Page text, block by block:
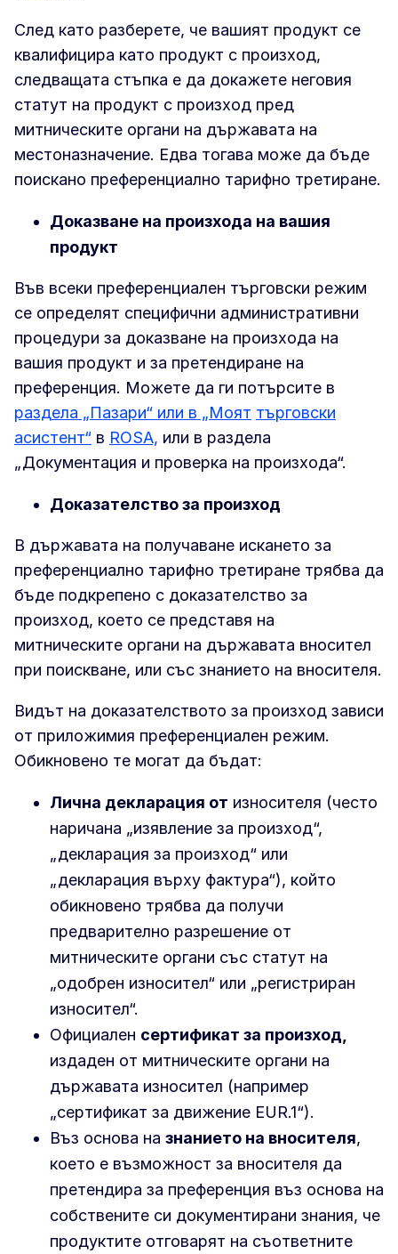
След като разберете, че вашият продукт се
квалифицира като продукт с произход,
следващата стъпка е да докажете неговия
статут на продукт с произход пред
митническите органи на държавата на
местоназначение. Едва тогава може да бъде
поискано преференциално тарифно третиране.
Доказване на произхода на вашия
продукт
Във всеки преференциален търговски режим
се определят специфични административни
процедури за доказване на произхода на
вашия продукт и за претендиране на
преференция. Можете да ги потърсите в
раздела „Пазари“ или в „Моят търговски
асистент“ в ROSA, или в раздела
„Документация и проверка на произхода“.
Доказателство за произход
В държавата на получаване искането за
преференциално тарифно третиране трябва да
бъде подкрепено с доказателство за
произход, което се представя на
митническите органи на държавата вносител
при поискване, или със знанието на вносителя.
Видът на доказателството за произход зависи
от приложимия преференциален режим.
Обикновено те могат да бъдат:
Лична декларация от износителя (често
наричана „изявление за произход“,
„декларация за произход“ или
„декларация върху фактура“), който
обикновено трябва да получи
предварително разрешение от
митническите органи със статут на
„одобрен износител“ или „регистриран
износител“.
Официален сертификат за произход,
издаден от митническите органи на
държавата износител (например
„сертификат за движение EUR.1“).
Въз основа на знанието на вносителя,
което е възможност за вносителя да
претендира за преференция въз основа на
собствените си документирани знания, че
продуктите отговарят на съответните